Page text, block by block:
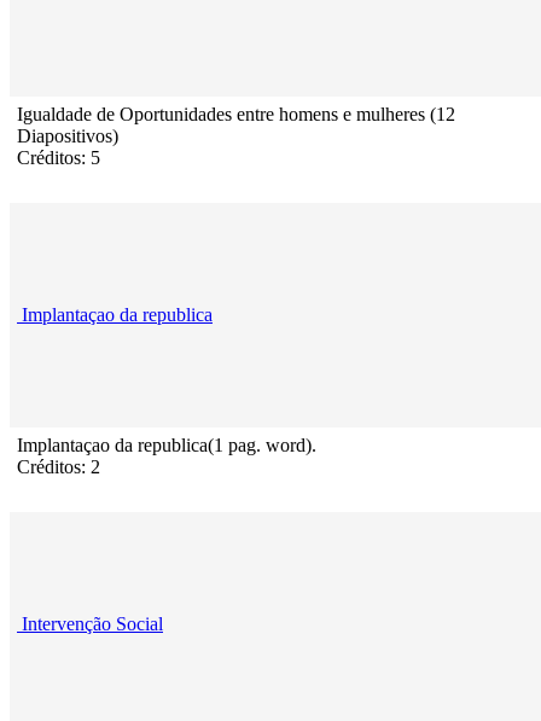
Igualdade de Oportunidades entre homens e mulheres (12
Diapositivos)
Créditos: 5
Implantaçao da republica
Implantaçao da republica(1 pag. word).
Créditos: 2
Intervenção Social